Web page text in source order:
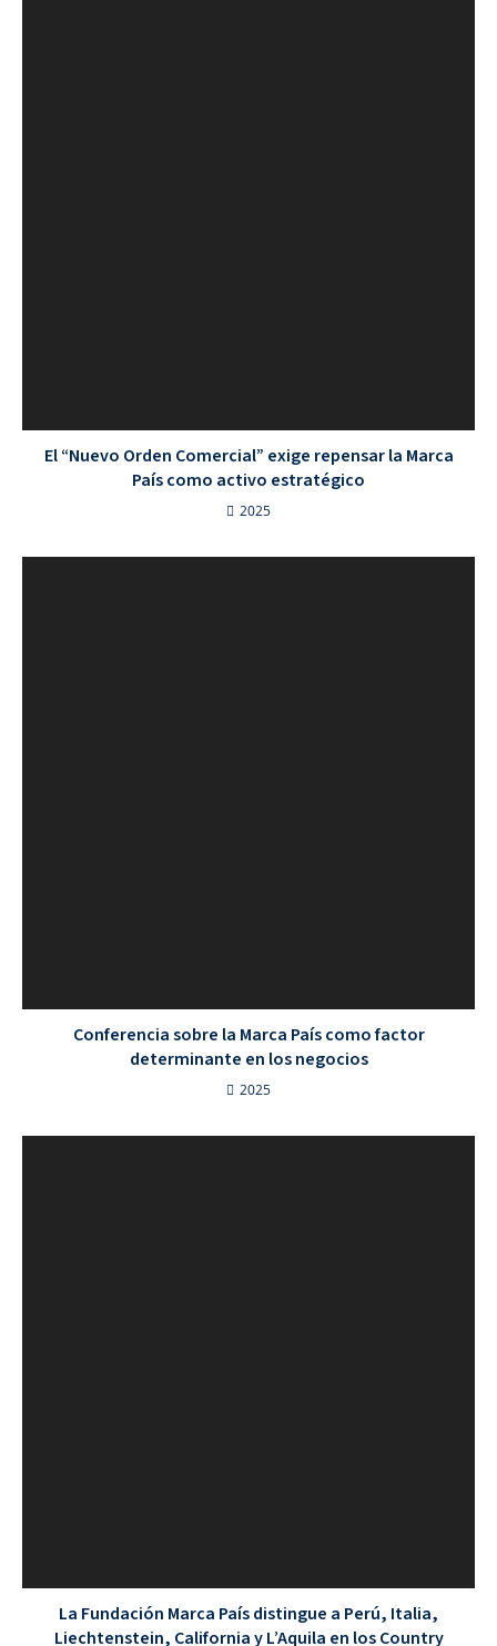
El “Nuevo Orden Comercial” exige repensar la Marca
País como activo estratégico
2025
Conferencia sobre la Marca País como factor
determinante en los negocios
2025
La Fundación Marca País distingue a Perú, Italia,
Liechtenstein, California y L’Aquila en los Country